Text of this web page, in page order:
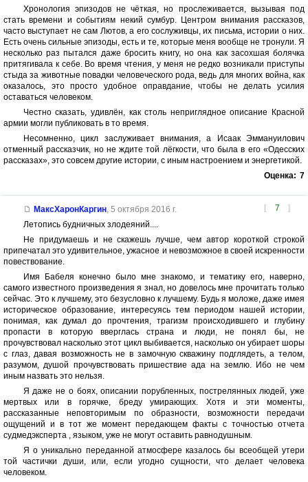
Хронология эпизодов не чёткая, но прослеживается, вызывая под
стать времени и событиям некий сумбур. Центром внимания рассказов,
часто выступает не сам Лютов, а его сослуживцы, их письма, истории о них.
Есть очень сильные эпизоды, есть и те, которые меня вообще не тронули. Я
несколько раз пытался даже бросить книгу, но она как засохшая болячка
притягивала к себе. Во время чтения, у меня не редко возникали приступы
стыда за животные повадки человеческого рода, ведь для многих война, как
оказалось, это просто удобное оправдание, чтобы не делать усилия
оставаться человеком.
Честно сказать, удивлён, как столь неприглядное описание Красной
армии могли публиковать в то время.
Несомненно, цикл заслуживает внимания, а Исаак Эммануилович
отменный рассказчик, но не ждите той лёгкости, что была в его «Одесских
рассказах», это совсем другие истории, с иным настроением и энергетикой.
Оценка: 7
[ 7 ]
МаксХаронКаргин, 5 октября 2016 г.
Летопись будничных злодеяний....
Не придумаешь и не скажешь лучше, чем автор короткой строкой
припечатал это удивительное, ужасное и невозможное в своей искренности
повествование.
Имя Бабеля конечно было мне знакомо, и тематику его, наверно,
самого известного произведения я знал, но довелось мне прочитать только
сейчас. Это к лучшему, это безусловно к лучшему. Будь я моложе, даже имея
историческое образование, интересуясь тем периодом нашей истории,
понимая, как думал до прочтения, трагизм происходившего и глубину
пропасти в которую вверглась страна и люди, не понял бы, не
прочувствовал насколько этот цикл выбивается, насколько он убирает шоры
с глаз, давая возможность не в замочную скважину подглядеть, а телом,
разумом, душой прочувствовать пришествие ада на землю. Ибо не чем
иным назвать это нельзя.
Я даже не о боях, описании порубленных, пострелянных людей, уже
мертвых или в горячке, бреду умирающих. Хотя и эти моменты,
рассказанные неповторимым по образности, возможности передачи
ощущений и в тот же момент передающем факты с точностью отчета
судмедэксперта , языком, уже не могут оставить равнодушным.
Я о уникально переданной атмосфере казалось бы всеобщей утери
той частички души, или, если угодно сущности, что делает человека
человеком.